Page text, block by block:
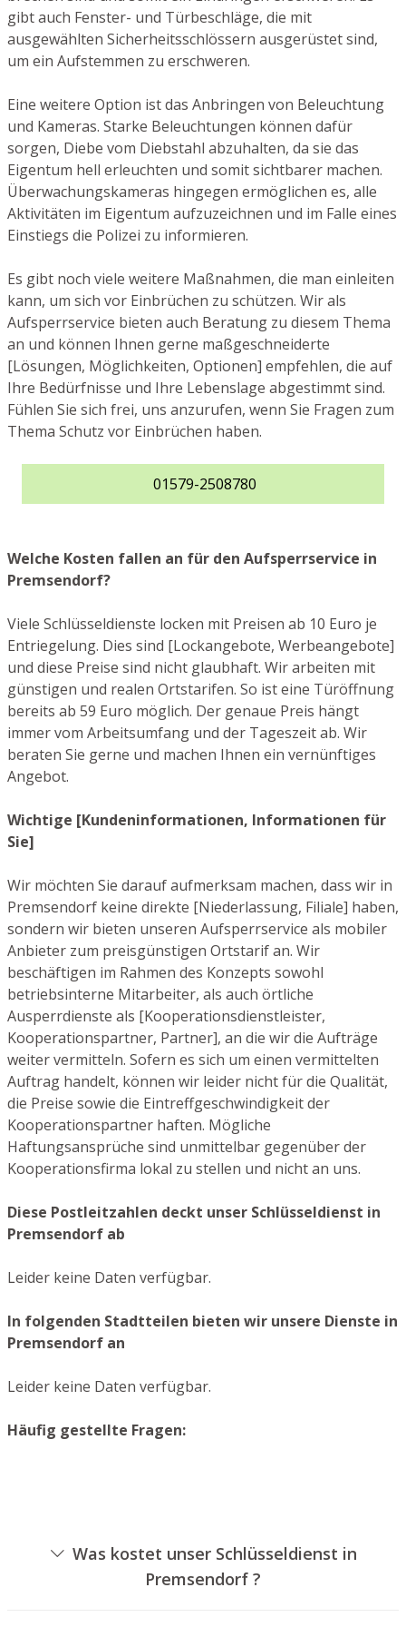
gibt auch Fenster- und Türbeschläge, die mit
ausgewählten Sicherheitsschlössern ausgerüstet sind,
um ein Aufstemmen zu erschweren.
Eine weitere Option ist das Anbringen von Beleuchtung
und Kameras. Starke Beleuchtungen können dafür
sorgen, Diebe vom Diebstahl abzuhalten, da sie das
Eigentum hell erleuchten und somit sichtbarer machen.
Überwachungskameras hingegen ermöglichen es, alle
Aktivitäten im Eigentum aufzuzeichnen und im Falle eines
Einstiegs die Polizei zu informieren.
Es gibt noch viele weitere Maßnahmen, die man einleiten
kann, um sich vor Einbrüchen zu schützen. Wir als
Aufsperrservice bieten auch Beratung zu diesem Thema
an und können Ihnen gerne maßgeschneiderte
[Lösungen, Möglichkeiten, Optionen] empfehlen, die auf
Ihre Bedürfnisse und Ihre Lebenslage abgestimmt sind.
Fühlen Sie sich frei, uns anzurufen, wenn Sie Fragen zum
Thema Schutz vor Einbrüchen haben.
01579-2508780
Welche Kosten fallen an für den Aufsperrservice in
Premsendorf?
Viele Schlüsseldienste locken mit Preisen ab 10 Euro je
Entriegelung. Dies sind [Lockangebote, Werbeangebote]
und diese Preise sind nicht glaubhaft. Wir arbeiten mit
günstigen und realen Ortstarifen. So ist eine Türöffnung
bereits ab 59 Euro möglich. Der genaue Preis hängt
immer vom Arbeitsumfang und der Tageszeit ab. Wir
beraten Sie gerne und machen Ihnen ein vernünftiges
Angebot.
Wichtige [Kundeninformationen, Informationen für
Sie]
Wir möchten Sie darauf aufmerksam machen, dass wir in
Premsendorf keine direkte [Niederlassung, Filiale] haben,
sondern wir bieten unseren Aufsperrservice als mobiler
Anbieter zum preisgünstigen Ortstarif an. Wir
beschäftigen im Rahmen des Konzepts sowohl
betriebsinterne Mitarbeiter, als auch örtliche
Ausperrdienste als [Kooperationsdienstleister,
Kooperationspartner, Partner], an die wir die Aufträge
weiter vermitteln. Sofern es sich um einen vermittelten
Auftrag handelt, können wir leider nicht für die Qualität,
die Preise sowie die Eintreffgeschwindigkeit der
Kooperationspartner haften. Mögliche
Haftungsansprüche sind unmittelbar gegenüber der
Kooperationsfirma lokal zu stellen und nicht an uns.
Diese Postleitzahlen deckt unser Schlüsseldienst in
Premsendorf ab
Leider keine Daten verfügbar.
In folgenden Stadtteilen bieten wir unsere Dienste in
Premsendorf an
Leider keine Daten verfügbar.
Häufig gestellte Fragen:
Was kostet unser Schlüsseldienst in
Premsendorf ?